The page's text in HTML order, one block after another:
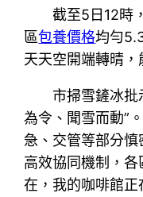
截至5日12時
區包養價格均勻
天天空開端轉晴，
市掃雪鏟冰批
為令、聞雪而動”
急、交管等部分
高效協同機制，
在，我的咖啡館